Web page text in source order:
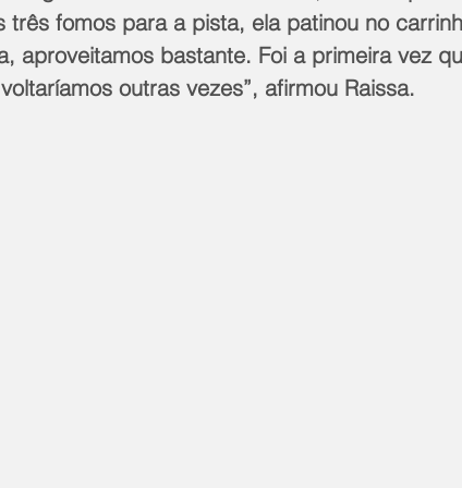
três fomos para a pista, ela patinou no
aproveitamos bastante. Foi a primeira vez
outras vezes”, afirmou Raissa.